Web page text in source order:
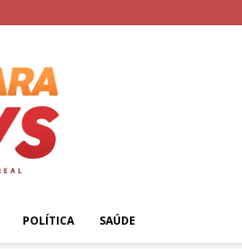
POLÍTICA SAÚDE